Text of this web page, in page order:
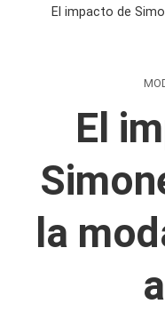
El impacto de
El
la